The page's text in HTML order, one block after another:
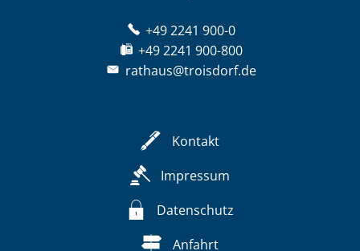
+49 2241 900-0
+49 2241 900-800
rathaus@troisdorf.de
Kontakt
Impressum
Datenschutz
Anfahrt